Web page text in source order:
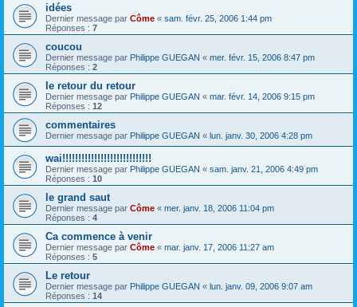
idées
Dernier message par Côme « sam. févr. 25, 2006 1:44 pm
Réponses : 7
coucou
Dernier message par Philippe GUEGAN « mer. févr. 15, 2006 8:47 pm
Réponses : 2
le retour du retour
Dernier message par Philippe GUEGAN « mar. févr. 14, 2006 9:15 pm
Réponses : 12
commentaires
Dernier message par Philippe GUEGAN « lun. janv. 30, 2006 4:28 pm
wai!!!!!!!!!!!!!!!!!!!!!!!!!!!!
Dernier message par Philippe GUEGAN « sam. janv. 21, 2006 4:49 pm
Réponses : 10
le grand saut
Dernier message par Côme « mer. janv. 18, 2006 11:04 pm
Réponses : 4
Ca commence à venir
Dernier message par Côme « mar. janv. 17, 2006 11:27 am
Réponses : 5
Le retour
Dernier message par Philippe GUEGAN « lun. janv. 09, 2006 9:07 am
Réponses : 14